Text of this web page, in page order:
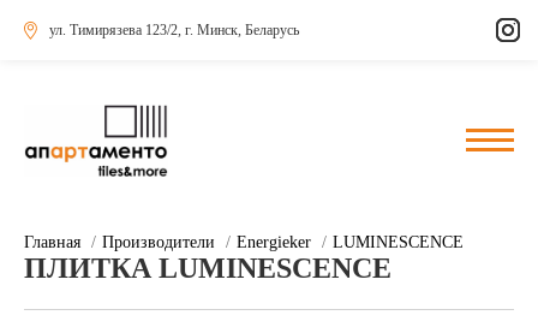
ул. Тимирязева 123/2, г. Минск, Беларусь
Главная Производители Energieker LUMINESCENCE
ПЛИТКА LUMINESCENCE